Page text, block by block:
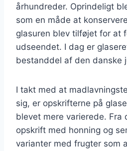
århundreder. Oprindeligt
som en måde at
glasuren blev tilføjet for at
udseendet. I dag er
bestanddel af den danske
I takt med at
sig, er opskrifterne på
blevet mere varierede. Fra
opskrift med honning og
varianter med frugter som